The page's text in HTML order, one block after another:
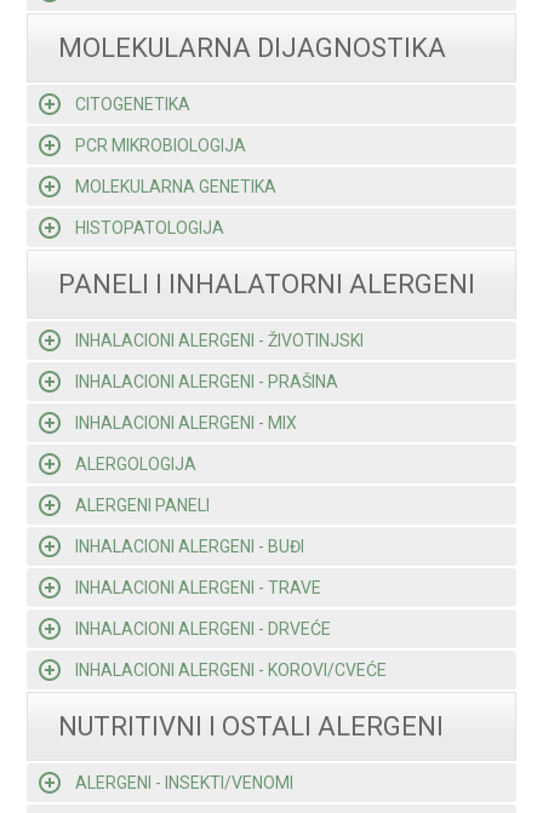
MOLEKULARNA DIJAGNOSTIKA
CITOGENETIKA
PCR MIKROBIOLOGIJA
MOLEKULARNA GENETIKA
HISTOPATOLOGIJA
PANELI I INHALATORNI ALERGENI
INHALACIONI ALERGENI - ŽIVOTINJSKI
INHALACIONI ALERGENI - PRAŠINA
INHALACIONI ALERGENI - MIX
ALERGOLOGIJA
ALERGENI PANELI
INHALACIONI ALERGENI - BUĐI
INHALACIONI ALERGENI - TRAVE
INHALACIONI ALERGENI - DRVEĆE
INHALACIONI ALERGENI - KOROVI/CVEĆE
NUTRITIVNI I OSTALI ALERGENI
ALERGENI - INSEKTI/VENOMI